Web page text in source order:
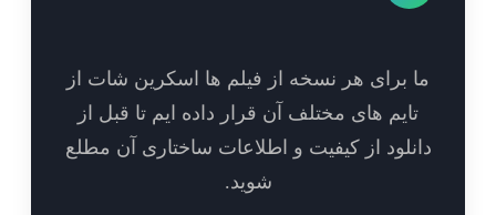
برای هر نسخه از فیلم ها اسکرین شات از
های مختلف آن قرار داده ایم تا قبل از
از کیفیت و اطلاعات ساختاری آن مطلع